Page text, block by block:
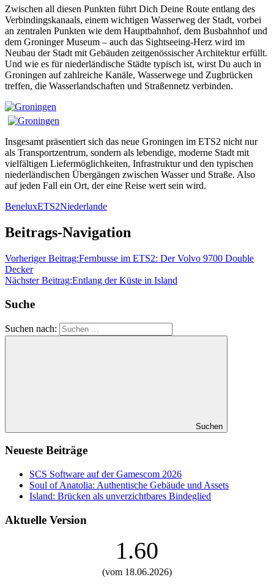
Zwischen all diesen Punkten führt Dich Deine Route entlang des
Verbindingskanaals, einem wichtigen Wasserweg der Stadt, vorbei
an zentralen Punkten wie dem Hauptbahnhof, dem Busbahnhof und
dem Groninger Museum – auch das Sightseeing-Herz wird im
Neubau der Stadt mit Gebäuden zeitgenössischer Architektur erfüllt.
Und wie es für niederländische Städte typisch ist, wirst Du auch in
Groningen auf zahlreiche Kanäle, Wasserwege und Zugbrücken
treffen, die Wasserlandschaften und Straßennetz verbinden.
Insgesamt präsentiert sich das neue Groningen im ETS2 nicht nur
als Transportzentrum, sondern als lebendige, moderne Stadt mit
vielfältigen Liefermöglichkeiten, Infrastruktur und den typischen
niederländischen Übergängen zwischen Wasser und Straße. Also
auf jeden Fall ein Ort, der eine Reise wert sein wird.
BeneluxETS2Niederlande
Beitrags-Navigation
Vorheriger Beitrag:Fernbusse im ETS2: Der Volvo 9700 Double
Decker
Nächster Beitrag:Entlang der Küste in Island
Suche
Suchen nach:
Suchen
Neueste Beiträge
SCS Software auf der Gamescom 2026
Soul of Anatolia: Authentische Gebäude und Assets
Island: Brücken als unverzichtbares Bindeglied
Aktuelle Version
1.60
(vom 18.06.2026)